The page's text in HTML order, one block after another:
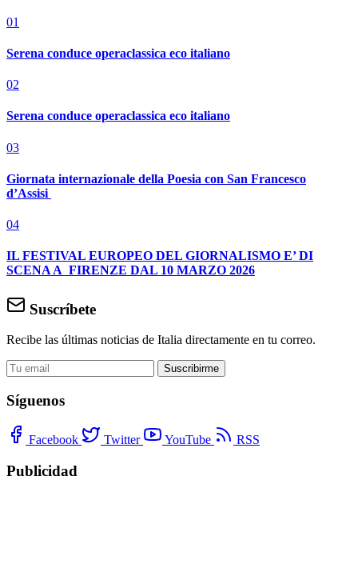
01
Serena conduce operaclassica eco italiano
02
Serena conduce operaclassica eco italiano
03
Giornata internazionale della Poesia con San Francesco
d’Assisi
04
IL FESTIVAL EUROPEO DEL GIORNALISMO E’ DI
SCENA A FIRENZE DAL 10 MARZO 2026
Suscríbete
Recibe las últimas noticias de Italia directamente en tu correo.
Suscribirme
Síguenos
Facebook Twitter YouTube RSS
Publicidad